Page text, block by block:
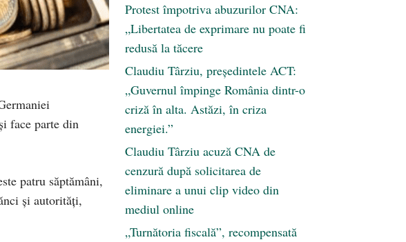
face parte din
patru săptămâni,
și autorități,
Protest împotriva abuzurilor CNA:
„Libertatea de exprimare nu poate fi
redusă la tăcere
Claudiu Târziu, președintele ACT:
„Guvernul împinge România dintr-o
criză în alta. Astăzi, în criza
energiei.”
Claudiu Târziu acuză CNA de
cenzură după solicitarea de
eliminare a unui clip video din
mediul online
„Turnătoria fiscală”, recompensată